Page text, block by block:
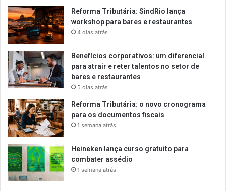
Reforma Tributária: SindRio lança
workshop para bares e restaurantes
4 dias atrás
Benefícios corporativos: um diferencial
para atrair e reter talentos no setor de
bares e restaurantes
5 dias atrás
Reforma Tributária: o novo cronograma
para os documentos fiscais
1 semana atrás
Heineken lança curso gratuito para
combater assédio
1 semana atrás